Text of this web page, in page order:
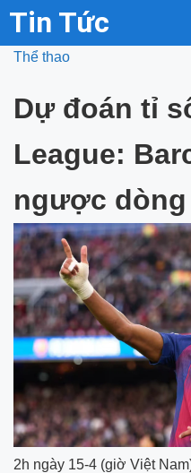
Tin Tức
Thể thao
Dự đoán tỉ
League:
ngược
2h ngày 15-4 (giờ Việt